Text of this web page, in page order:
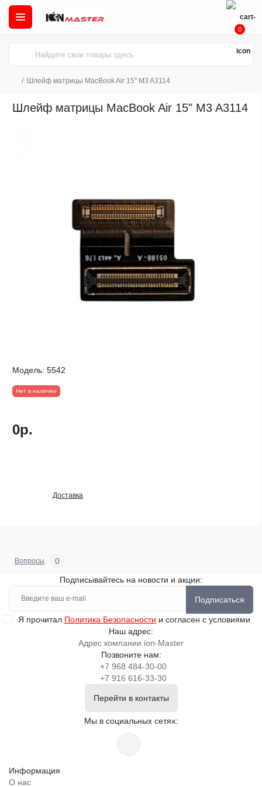
0
Шлейф матрицы MacBook Air 15" M3 A3114
Шлейф матрицы MacBook Air 15" M3 A3114
Модель: 5542
Нет в наличии
0р.
Доставка
Вопросы
0
Подписывайтесь на новости и акции:
Подписаться
Я прочитал Политика Безопасности и согласен с условиями
Наш адрес:
Адрес компании ion-Master
Позвоните нам:
+7 968 484-30-00
+7 916 616-33-30
Перейти в контакты
Мы в социальных сетях:
Информация
О нас